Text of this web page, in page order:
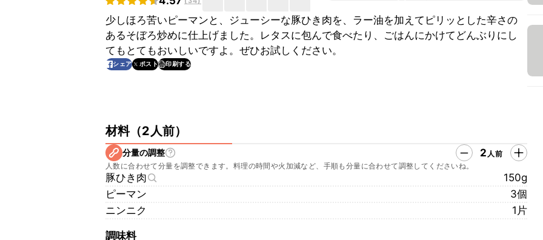
少しほろ苦いピーマンと、ジューシーな豚ひき肉を、ラー油を加えてピリッとした辛さの
あるそぼろ炒めに仕上げました。レタスに包んで食べたり、ごはんにかけてどんぶりにし
てもとてもおいしいですよ。ぜひお試しください。
シェア ポスト 印刷する
材料（2人前）
分量の調整 2 人前
人数に合わせて分量を調整できます。料理の時間や火加減など、手順も分量に合わせて調整してくださいね。
豚ひき肉
150g
ピーマン
3個
ニンニク
1片
調味料